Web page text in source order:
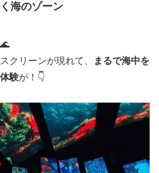
海のゾーン
🌊
クリーンが現れて、
まるで海中を
験が！👇